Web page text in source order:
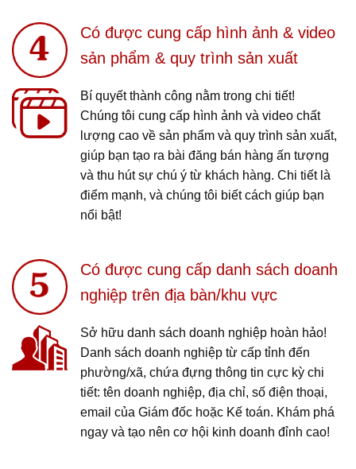
Có được cung cấp hình ảnh & video
sản phẩm & quy trình sản xuất
Bí quyết thành công nằm trong chi tiết!
Chúng tôi cung cấp hình ảnh và video chất
lượng cao về sản phẩm và quy trình sản xuất,
giúp bạn tạo ra bài đăng bán hàng ấn tượng
và thu hút sự chú ý từ khách hàng. Chi tiết là
điểm mạnh, và chúng tôi biết cách giúp bạn
nổi bật!
Có được cung cấp danh sách doanh
nghiệp trên địa bàn/khu vực
Sở hữu danh sách doanh nghiệp hoàn hảo!
Danh sách doanh nghiệp từ cấp tỉnh đến
phường/xã, chứa đựng thông tin cực kỳ chi
tiết: tên doanh nghiệp, địa chỉ, số điện thoại,
email của Giám đốc hoặc Kế toán. Khám phá
ngay và tạo nên cơ hội kinh doanh đỉnh cao!